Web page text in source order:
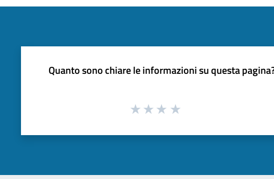
Quanto sono chiare le informazioni su questa